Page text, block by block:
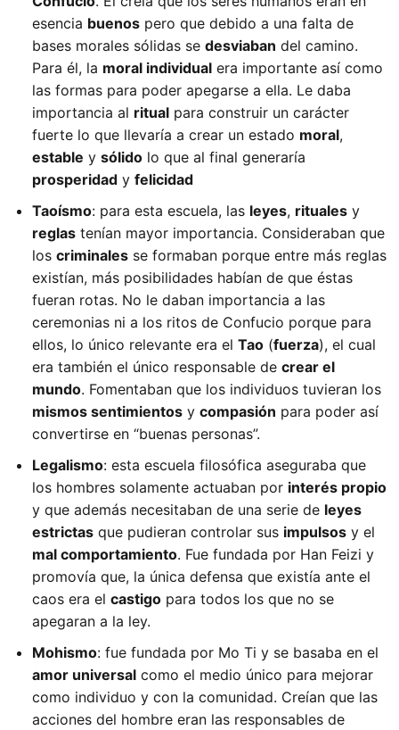
esencia buenos pero que debido a una falta de
bases morales sólidas se desviaban del camino.
Para él, la moral individual era importante así como
las formas para poder apegarse a ella. Le daba
importancia al ritual para construir un carácter
fuerte lo que llevaría a crear un estado moral,
estable y sólido lo que al final generaría
prosperidad y felicidad
Taoísmo: para esta escuela, las leyes, rituales y
reglas tenían mayor importancia. Consideraban que
los criminales se formaban porque entre más reglas
existían, más posibilidades habían de que éstas
fueran rotas. No le daban importancia a las
ceremonias ni a los ritos de Confucio porque para
ellos, lo único relevante era el Tao (fuerza), el cual
era también el único responsable de crear el
mundo. Fomentaban que los individuos tuvieran los
mismos sentimientos y compasión para poder así
convertirse en “buenas personas”.
Legalismo: esta escuela filosófica aseguraba que
los hombres solamente actuaban por interés propio
y que además necesitaban de una serie de leyes
estrictas que pudieran controlar sus impulsos y el
mal comportamiento. Fue fundada por Han Feizi y
promovía que, la única defensa que existía ante el
caos era el castigo para todos los que no se
apegaran a la ley.
Mohismo: fue fundada por Mo Ti y se basaba en el
amor universal como el medio único para mejorar
como individuo y con la comunidad. Creían que las
acciones del hombre eran las responsables de